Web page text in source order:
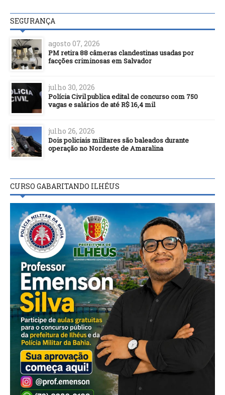
SEGURANÇA
agosto 07, 2026
PM retira 88 câmeras clandestinas usadas por
facções criminosas em Salvador
julho 30, 2026
Polícia Civil publica edital de concurso com 750
vagas e salários de até R$ 16,4 mil
julho 26, 2026
Dois policiais militares são baleados durante
operação no Nordeste de Amaralina
CURSO GABARITANDO ILHÉUS